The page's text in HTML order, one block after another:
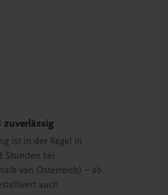
zuverlässig
ist in der Regel in
Stunden bei
von Österreich) – ab
auch